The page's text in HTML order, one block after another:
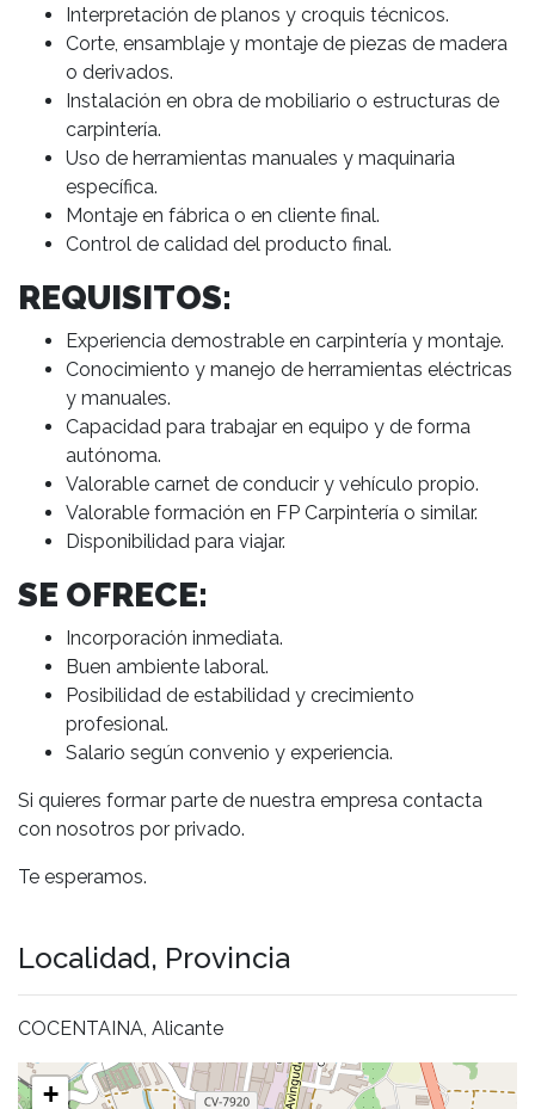
Interpretación de planos y croquis técnicos.
Corte, ensamblaje y montaje de piezas de madera
o derivados.
Instalación en obra de mobiliario o estructuras de
carpintería.
Uso de herramientas manuales y maquinaria
específica.
Montaje en fábrica o en cliente final.
Control de calidad del producto final.
REQUISITOS:
Experiencia demostrable en carpintería y montaje.
Conocimiento y manejo de herramientas eléctricas
y manuales.
Capacidad para trabajar en equipo y de forma
autónoma.
Valorable carnet de conducir y vehículo propio.
Valorable formación en FP Carpintería o similar.
Disponibilidad para viajar.
SE OFRECE:
Incorporación inmediata.
Buen ambiente laboral.
Posibilidad de estabilidad y crecimiento
profesional.
Salario según convenio y experiencia.
Si quieres formar parte de nuestra empresa contacta
con nosotros por privado.
Te esperamos.
Localidad, Provincia
COCENTAINA, Alicante
+